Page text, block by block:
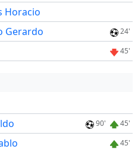
Horacio
Gerardo 24'
45'
90' 45'
45'